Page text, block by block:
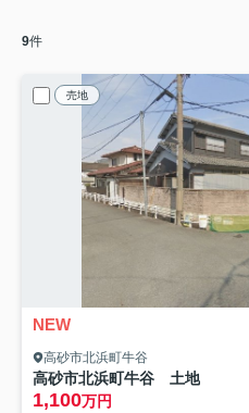
9件
売地
NEW
高砂市北浜町牛谷
高砂市北浜町牛谷 土地
1,100万円